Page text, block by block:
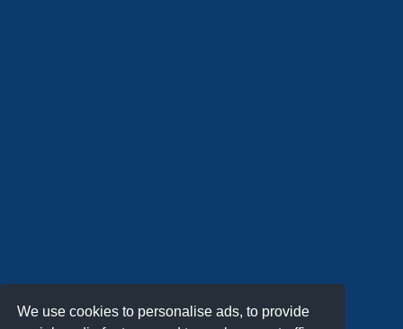
We use cookies to personalise ads, to provide